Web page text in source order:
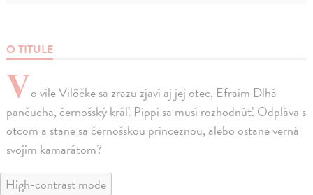
O TITULE
Vo vile Vilôčke sa zrazu zjaví aj jej otec, Efraim Dlhá
pančucha, černošský kráľ. Pippi sa musí rozhodnúť. Odpláva s
otcom a stane sa černošskou princeznou, alebo ostane verná
svojim kamarátom?
High-contrast mode